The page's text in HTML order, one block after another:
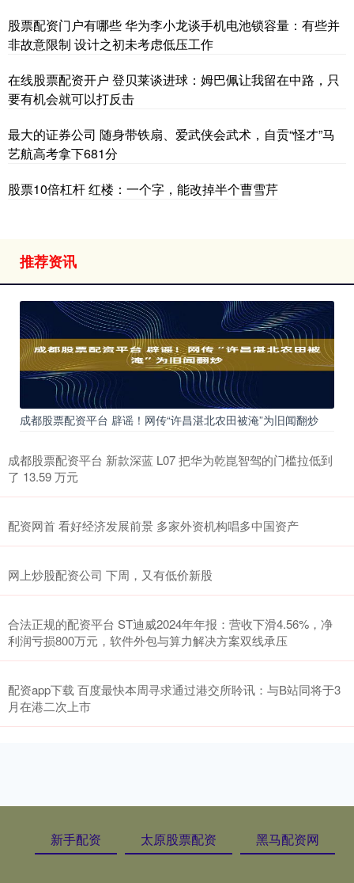
股票配资门户有哪些 华为李小龙谈手机电池锁容量：有些并
非故意限制 设计之初未考虑低压工作
在线股票配资开户 登贝莱谈进球：姆巴佩让我留在中路，只
要有机会就可以打反击
最大的证券公司 随身带铁扇、爱武侠会武术，自贡“怪才”马
艺航高考拿下681分
股票10倍杠杆 红楼：一个字，能改掉半个曹雪芹
推荐资讯
成都股票配资平台 辟谣！网传“许昌湛北农田被淹”为旧闻翻炒
成都股票配资平台 新款深蓝 L07 把华为乾崑智驾的门槛拉低到
了 13.59 万元
配资网首 看好经济发展前景 多家外资机构唱多中国资产
网上炒股配资公司 下周，又有低价新股
合法正规的配资平台 ST迪威2024年年报：营收下滑4.56%，净
利润亏损800万元，软件外包与算力解决方案双线承压
配资app下载 百度最快本周寻求通过港交所聆讯：与B站同将于3
月在港二次上市
新手配资 太原股票配资 黑马配资网